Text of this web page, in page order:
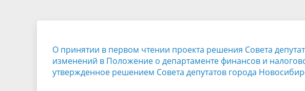
О принятии в первом чтении проекта решения Совета
изменений в Положение о департаменте финансов и
утвержденное решением Совета депутатов города